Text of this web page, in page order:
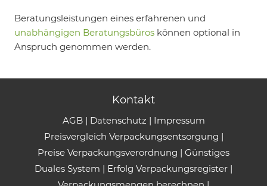
Beratungsleistungen eines erfahrenen und
unabhängigen Beratungsbüros können optional in
Anspruch genommen werden.
Kontakt
AGB | Datenschutz | Impressum
Preisvergleich Verpackungsentsorgung |
Preise Verpackungsverordnung | Günstiges
Duales System | Erfolg Verpackungsregister |